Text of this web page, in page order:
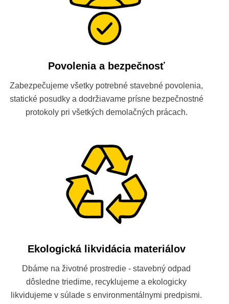
Povolenia a bezpečnosť
Zabezpečujeme všetky potrebné stavebné povolenia,
statické posudky a dodržiavame prísne bezpečnostné
protokoly pri všetkých demolačných prácach.
Ekologická likvidácia materiálov
Dbáme na životné prostredie - stavebný odpad
dôsledne triedime, recyklujeme a ekologicky
likvidujeme v súlade s environmentálnymi predpismi.